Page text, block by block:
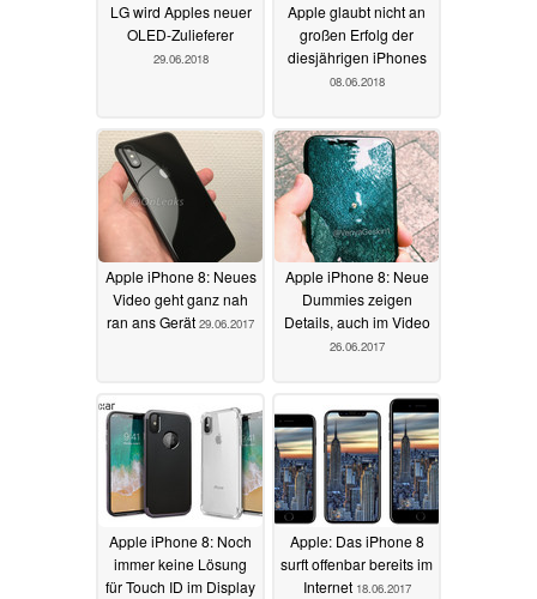
LG wird Apples neuer
OLED-Zulieferer
29.06.2018
Apple glaubt nicht an
großen Erfolg der
diesjährigen iPhones
08.06.2018
Apple iPhone 8: Neues
Video geht ganz nah
ran ans Gerät 29.06.2017
Apple iPhone 8: Neue
Dummies zeigen
Details, auch im Video
26.06.2017
Apple iPhone 8: Noch
immer keine Lösung
für Touch ID im Display
Apple: Das iPhone 8
surft offenbar bereits im
Internet 18.06.2017